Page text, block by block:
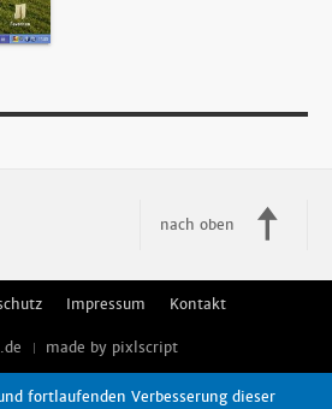
nach oben
Impressum Kontakt
made by pixlscript
fortlaufenden Verbesserung dieser